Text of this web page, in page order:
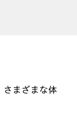
さまざまな体